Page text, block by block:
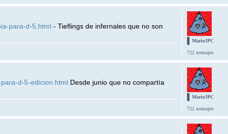
MarioJPC
722 mensajes
para-d-5.html - Tieflings de infernales que no son
MarioJPC
722 mensajes
d-5-edicion.html Desde junio que no compartía